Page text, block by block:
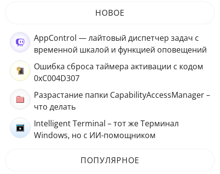
НОВОЕ
AppControl — лайтовый диспетчер задач с
временной шкалой и функцией оповещений
Ошибка сброса таймера активации с кодом
0xC004D307
Разрастание папки CapabilityAccessManager –
что делать
Intelligent Terminal – тот же Терминал
Windows, но с ИИ-помощником
ПОПУЛЯРНОЕ